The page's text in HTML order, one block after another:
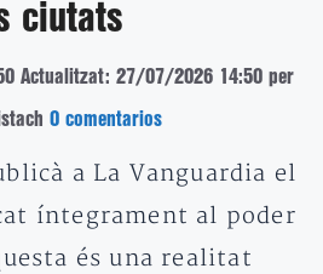
ciutats
Actualitzat: 27/07/2026 14:50 per
0 comentarios
a La Vanguardia el
íntegrament al poder
és una realitat